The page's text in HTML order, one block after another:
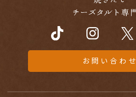
お問い合わせ